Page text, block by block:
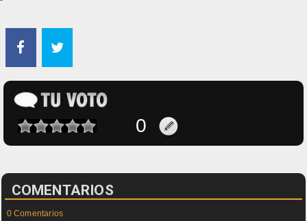
COMENTARIOS
0 Comentarios